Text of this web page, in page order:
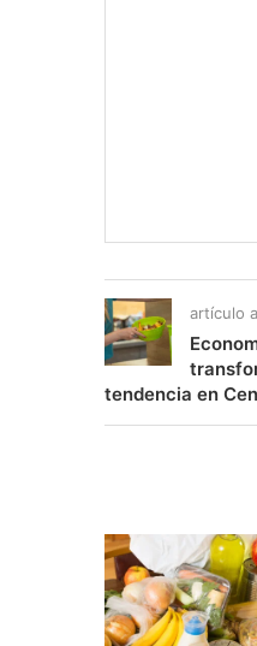
artículo
tendencia en